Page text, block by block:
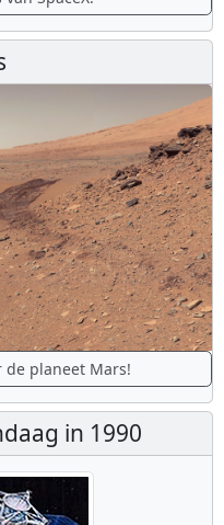
de planeet Mars!
in 1990